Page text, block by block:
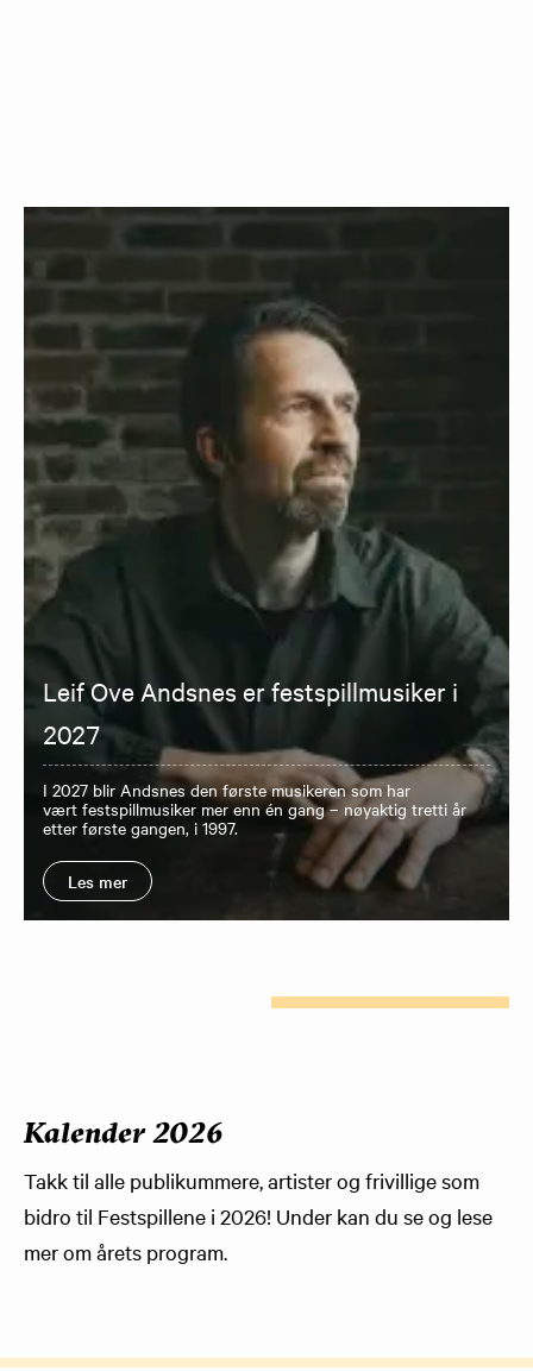
Leif Ove Andsnes er festspillmusiker i
2027
I 2027 blir Andsnes den første musikeren som har
vært festspillmusiker mer enn én gang – nøyaktig tretti år
etter første gangen, i 1997.
Les mer
Kalender 2026
Takk til alle publikummere, artister og frivillige som
bidro til Festspillene i 2026! Under kan du se og lese
mer om årets program.